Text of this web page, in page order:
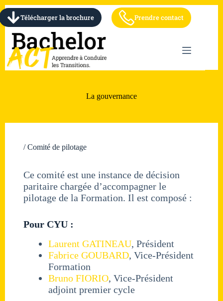
Télécharger la brochure Prendre contact
La gouvernance
/ Comité de pilotage
Ce comité est une instance de décision
paritaire chargée d’accompagner le
pilotage de la Formation. Il est composé :
Pour CYU :
Laurent GATINEAU, Président
Fabrice GOUBARD, Vice-Président
Formation
Bruno FIORIO, Vice-Président
adjoint premier cycle